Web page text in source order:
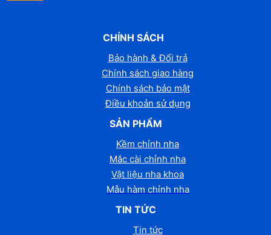
CHÍNH SÁCH
Bảo hành & Đổi trả
Chính sách giao hàng
Chính sách bảo mật
Điều khoản sử dụng
SẢN PHẨM
Kềm chỉnh nha
Mắc cài chỉnh nha
Vật liệu nha khoa
Mẫu hàm chỉnh nha
TIN TỨC
Tin tức